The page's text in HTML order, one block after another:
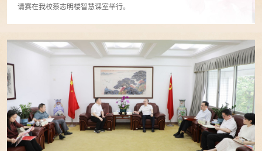
请赛在我校蔡志明楼智慧课室举行。